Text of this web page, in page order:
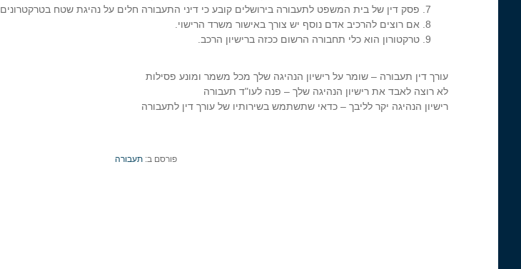
פסק דין של בית המשפט לתעבורה בירושלים קובע כי דיני התעבורה חלים על נהיגת שטח בטרקטרונים.
אם רוצים להרכיב אדם נוסף יש צורך באישור משרד הרישוי.
טרקטורון הוא כלי תחבורה הרשום ככזה ברישיון הרכב.
עורך דין תעבורה – שומר על רישיון הנהיגה שלך מכל משמר ומונע פסילות
לא רוצה לאבד את רישיון הנהיגה שלך – פנה לעו"ד תעבורה
רישיון הנהיגה יקר לליבך – כדאי שתשתמש בשירותיו של עורך דין לתעבורה
פורסם ב:תעבורה